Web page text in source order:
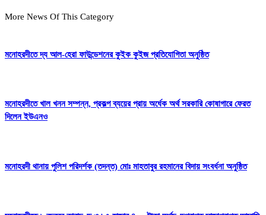
More News Of This Category
মনোহরদীতে দ্য আল-হেরা ফাউন্ডেশনের কুইক কুইজ প্রতিযোগিতা অনুষ্ঠিত
মনোহরদীতে খাল খনন সম্পন্ন, প্রকল্প ব্যয়ের প্রায় অর্ধেক অর্থ সরকারি কোষাগারে ফেরত
দিলেন ইউএনও
মনোহরদী থানায় পুলিশ পরিদর্শক (তদন্ত) মোঃ মাহতাবুর রহমানের বিদায় সংবর্ধনা অনুষ্ঠিত